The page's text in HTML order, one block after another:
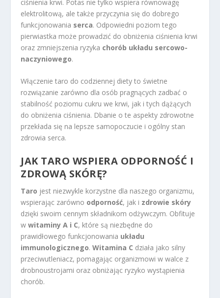
ciśnienia krwi. Potas nie tylko wspiera równowagę
elektrolitową, ale także przyczynia się do dobrego
funkcjonowania serca. Odpowiedni poziom tego
pierwiastka może prowadzić do obniżenia ciśnienia krwi
oraz zmniejszenia ryzyka chorób układu sercowo-
naczyniowego.
Włączenie taro do codziennej diety to świetne
rozwiązanie zarówno dla osób pragnących zadbać o
stabilność poziomu cukru we krwi, jak i tych dążących
do obniżenia ciśnienia. Dbanie o te aspekty zdrowotne
przekłada się na lepsze samopoczucie i ogólny stan
zdrowia serca.
JAK TARO WSPIERA ODPORNOŚĆ I
ZDROWĄ SKÓRĘ?
Taro jest niezwykle korzystne dla naszego organizmu,
wspierając zarówno odporność, jak i zdrowie skóry
dzięki swoim cennym składnikom odżywczym. Obfituje
wwitaminy A i C, które są niezbędne do
prawidłowego funkcjonowania układu
immunologicznego.Witamina C działa jako silny
przeciwutleniacz, pomagając organizmowi w walce z
drobnoustrojami oraz obniżając ryzyko wystąpienia
chorób.